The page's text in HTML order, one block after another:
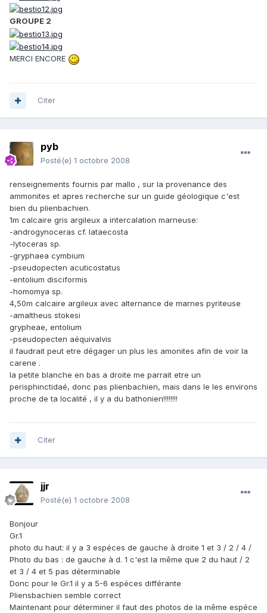
GROUPE 2
MERCI ENCORE
Citer
pyb
Posté(e) 1 octobre 2008
renseignements fournis par mallo , sur la provenance des
ammonites et apres recherche sur un guide géologique c'est
bien du plienbachien.
1m calcaire gris argileux a intercalation marneuse:
-androgynoceras cf. lataecosta
-lytoceras sp.
-gryphaea cymbium
-pseudopecten acuticostatus
-entolium disciformis
-homomya sp.
4,50m calcaire argileux avec alternance de marnes pyriteuse
-amaltheus stokesi
grypheae, entolium
-pseudopecten aéquivalvis
il faudrait peut etre dégager un plus les amonites afin de voir la
carene .
la petite blanche en bas a droite me parrait etre un
perisphinctidaé, donc pas plienbachien, mais dans le les environs
proche de ta localité , il y a du bathonien!!!!!!!!
Citer
jjr
Posté(e) 1 octobre 2008
Bonjour
Gr.1
photo du haut: il y a 3 espéces de gauche à droite 1 et 3 / 2 / 4 /
Photo du bas : de gauche à d. 1 c'est la même que 2 du haut / 2
et 3 / 4 et 5 pas déterminable
Donc pour le Gr.1 il y a 5-6 espéces différante
Pliensbachien semble correct
Maintenant pour déterminer il faut des photos de la même espéce